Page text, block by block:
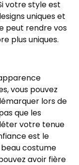
votre style est
uniques et
peut rendre vos
plus uniques.
vous pouvez
lors de
que les
votre tenue
est le
costume
avoir fière